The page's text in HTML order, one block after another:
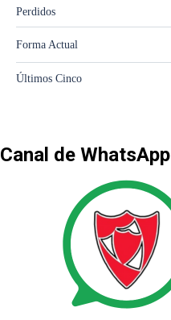
Canal de WhatsApp